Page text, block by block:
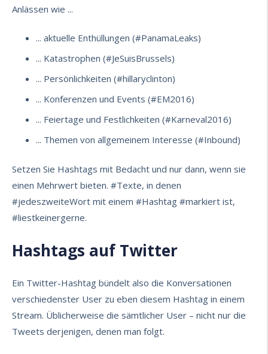
Anlässen wie ...
... aktuelle Enthüllungen (#PanamaLeaks)
... Katastrophen (#JeSuisBrussels)
... Persönlichkeiten (#hillaryclinton)
... Konferenzen und Events (#EM2016)
... Feiertage und Festlichkeiten (#Karneval2016)
... Themen von allgemeinem Interesse (#Inbound)
Setzen Sie Hashtags mit Bedacht und nur dann, wenn sie
einen Mehrwert bieten. #Texte, in denen
#jedeszweiteWort mit einem #Hashtag #markiert ist,
#liestkeinergerne.
Hashtags auf Twitter
Ein Twitter-Hashtag bündelt also die Konversationen
verschiedenster User zu eben diesem Hashtag in einem
Stream. Üblicherweise die sämtlicher User – nicht nur die
Tweets derjenigen, denen man folgt.